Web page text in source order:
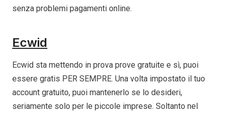
senza problemi pagamenti online.
Ecwid
Ecwid sta mettendo in prova prove gratuite e sì, puoi
essere gratis PER SEMPRE. Una volta impostato il tuo
account gratuito, puoi mantenerlo se lo desideri,
seriamente solo per le piccole imprese. Soltanto nel